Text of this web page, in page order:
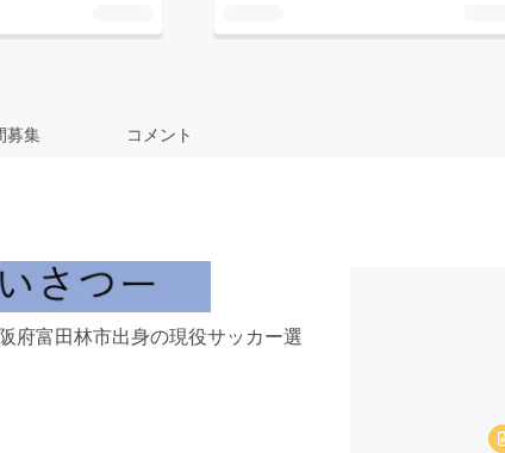
募集 コメント
府富田林市出身の現役サッカー選